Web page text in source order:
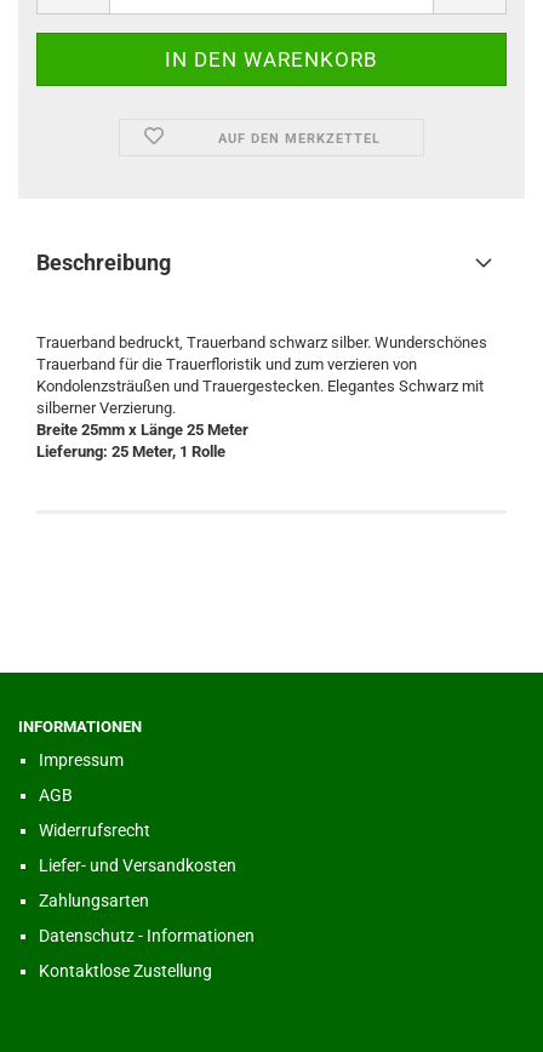
AUF DEN MERKZETTEL
Beschreibung
Trauerband bedruckt, Trauerband schwarz silber. Wunderschönes
Trauerband für die Trauerfloristik und zum verzieren von
Kondolenzsträußen und Trauergestecken. Elegantes Schwarz mit
silberner Verzierung.
Breite 25mm x Länge 25 Meter
Lieferung: 25 Meter, 1 Rolle
INFORMATIONEN
Impressum
AGB
Widerrufsrecht
Liefer- und Versandkosten
Zahlungsarten
Datenschutz - Informationen
Kontaktlose Zustellung